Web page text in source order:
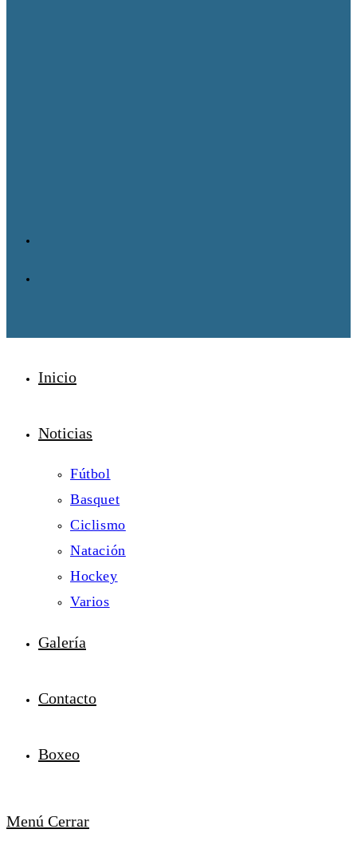
Inicio
Noticias
Fútbol
Basquet
Ciclismo
Natación
Hockey
Varios
Galería
Contacto
Boxeo
Menú Cerrar